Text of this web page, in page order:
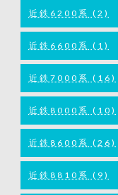
近鉄6200系 (2)
近鉄6600系 (1)
近鉄7000系 (16)
近鉄8000系 (10)
近鉄8600系 (26)
近鉄8810系 (9)